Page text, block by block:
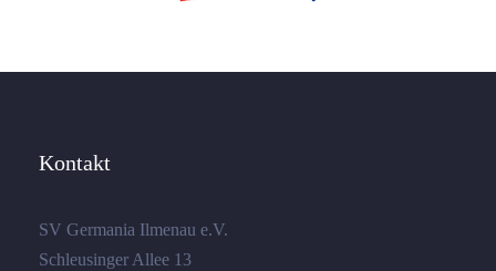
Kontakt
SV Germania Ilmenau e.V.
Schleusinger Allee 13